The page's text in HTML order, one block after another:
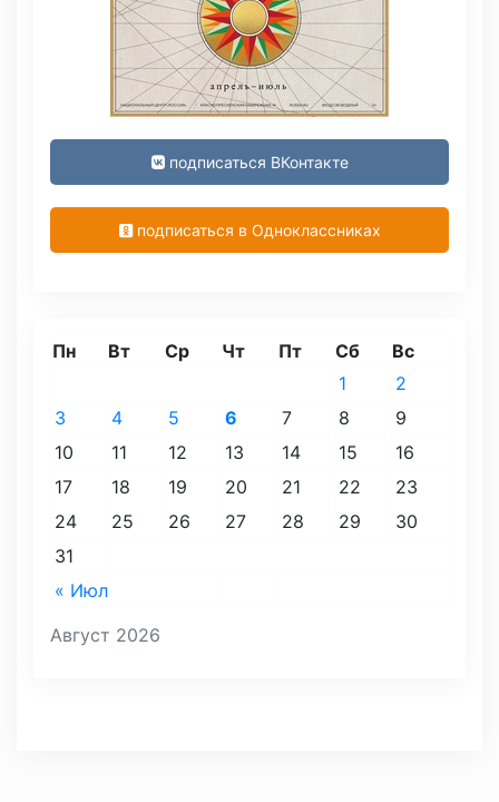
подписаться ВКонтакте
подписаться в Одноклассниках
Август 2026
Пн Вт Ср Чт Пт Сб Вс
« Июл
1
2
3
4 5 6 7 8
9
10
11 12 13 14 15
16
17
18 19 20 21 22
23
24
25 26 27 28 29
30
31